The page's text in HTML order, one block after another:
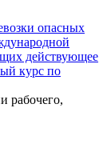
опасных
действующее
курс по
рабочего,